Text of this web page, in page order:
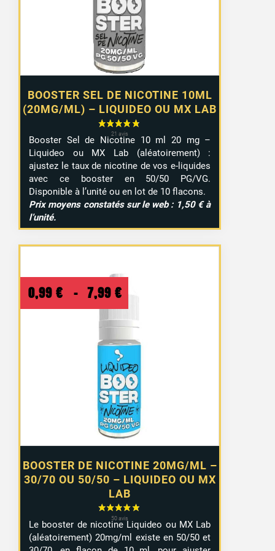
BOOSTER SEL DE NICOTINE 10ML
(20MG/ML) – LIQUIDEO OU MX LAB
à
9,99 €
Booster Sel de Nicotine 10 ml 20 mg –
Liquideo ou MX Lab (aléatoirement) :
ajustez le taux de nicotine de vos e-liquides
avec ce booster en 50/50 PG/VG.
Disponible à l’unité ou en lot de 10 flacons.
Prix moyens constatés sur le web : 1,50 € à
l’unité.
BOOSTER DE NICOTINE 20MG/ML –
30/70 OU 50/50 – LIQUIDEO OU MX
LAB
0,99 € – 7,99 € Plage
de
prix :
0,99 €
à
7,99 €
Le booster de nicotine Liquideo ou MX Lab
(aléatoirement) 20mg/ml existe en 50/50 et